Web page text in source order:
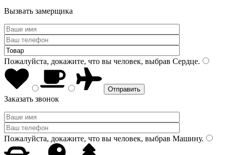
Вызвать замерщика
Пожалуйста, докажите, что вы человек, выбрав Сердце.
Заказать звонок
Пожалуйста, докажите, что вы человек, выбрав Машину.